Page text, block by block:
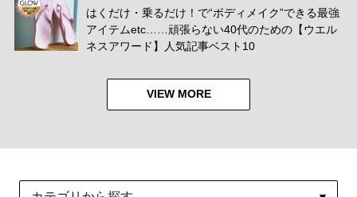
はくだけ・乗るだけ！で“ボディメイク”できる最強
アイテムetc……頑張らない40代のための【ウエル
ネスアワード】人気記事ベスト10
VIEW MORE